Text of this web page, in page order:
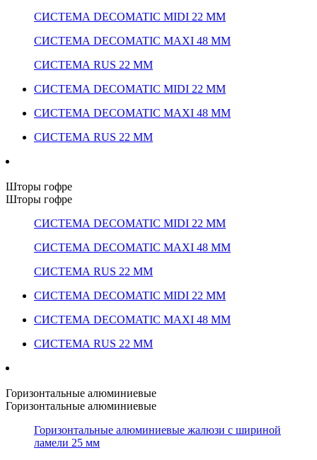
СИСТЕМА DECOMATIC MIDI 22 ММ
СИСТЕМА DECOMATIC MAXI 48 ММ
СИСТЕМА RUS 22 ММ
СИСТЕМА DECOMATIC MIDI 22 ММ
СИСТЕМА DECOMATIC MAXI 48 ММ
СИСТЕМА RUS 22 ММ
Шторы гофре
Шторы гофре
СИСТЕМА DECOMATIC MIDI 22 ММ
СИСТЕМА DECOMATIC MAXI 48 ММ
СИСТЕМА RUS 22 ММ
СИСТЕМА DECOMATIC MIDI 22 ММ
СИСТЕМА DECOMATIC MAXI 48 ММ
СИСТЕМА RUS 22 ММ
Горизонтальные алюминиевые
Горизонтальные алюминиевые
Горизонтальные алюминиевые жалюзи с шириной
ламели 25 мм